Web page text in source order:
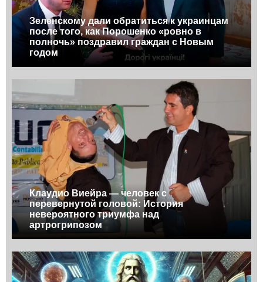
Зеленскому дали обратиться к украинцам
после того, как Порошенко «ровно в
полночь» поздравил граждан с Новым
годом
Клаудио Виейра — человек с
перевернутой головой: История
невероятного триумфа над
артрогрипозом